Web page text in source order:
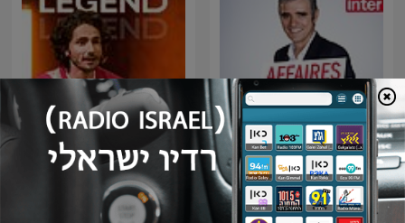
Affaires sensibles
LEGEND